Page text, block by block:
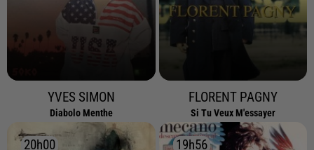
YVES SIMON
Diabolo Menthe
FLORENT PAGNY
Si Tu Veux M'essayer
20h00
20h00 19h56
19h56